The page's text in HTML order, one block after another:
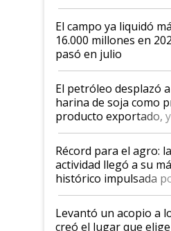
El campo ya liquidó
16.000 millones en
pasó en julio
El petróleo desplazó
harina de soja como
producto exportado, y
el agro aportó casi
diez dólares y sostuvo
liderazgo en un
récord
Récord para el agro: la
actividad llegó a su
histórico impulsada
cosecha y las
Levantó un acopio a
creó el lugar que